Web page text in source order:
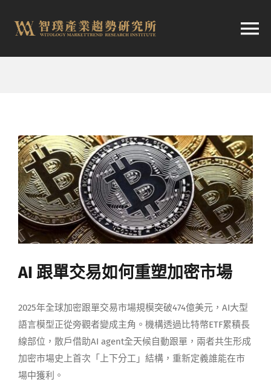
容
航
市場快訊
產業日報
會員帳號
中文
AI 跟單交易如何重塑加密市場
2025年全球加密跟單交易市場規模突破474億美元，AI大型
語言模型正從旁觀者變成主角。機構透過比特幣ETF累積長
線部位，散戶借助AI agent全天候自動跟單，兩者共生形成
加密市場史上首次「上下分工」結構，重新定義誰能在市
場中獲利。